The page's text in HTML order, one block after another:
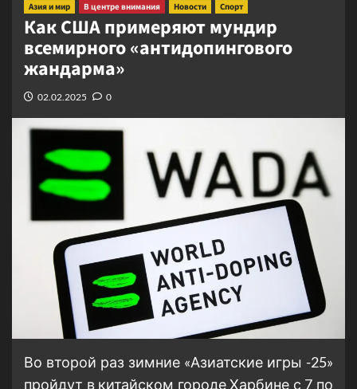
Азия и мир В центре внимания Новости Спорт
Как США примеряют мундир
всемирного «антидопингового
жандарма»
02.02.2025 0
Во второй раз зимние «Азиатские игры -25»
пройдут в китайском городе Харбине с 7 по